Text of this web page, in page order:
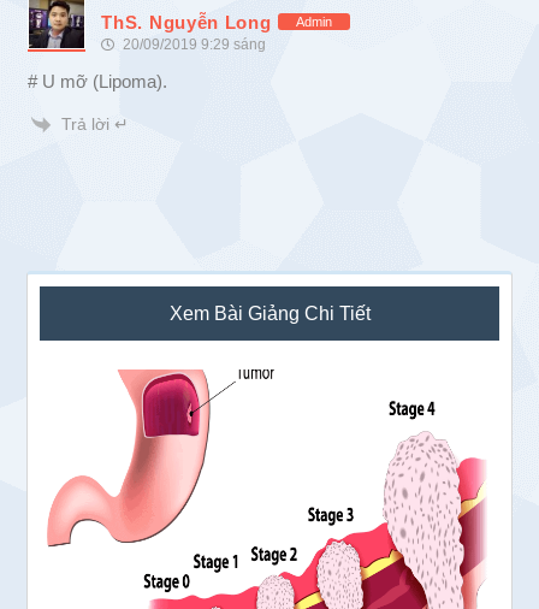
ThS. Nguyễn Long Admin
20/09/2019 9:29 sáng
# U mỡ (Lipoma).
Trả lời ↵
Sidebar
chính
Xem Bài Giảng Chi Tiết